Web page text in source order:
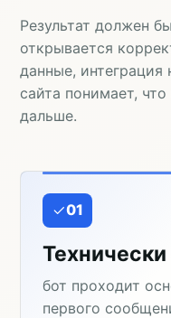
Результат должен
открывается
данные, интеграция
сайта понимает,
дальше.
01
Технически
бот проходит
первого